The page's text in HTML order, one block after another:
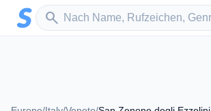
Zum Hauptinhalt springen
search
Sender suchen